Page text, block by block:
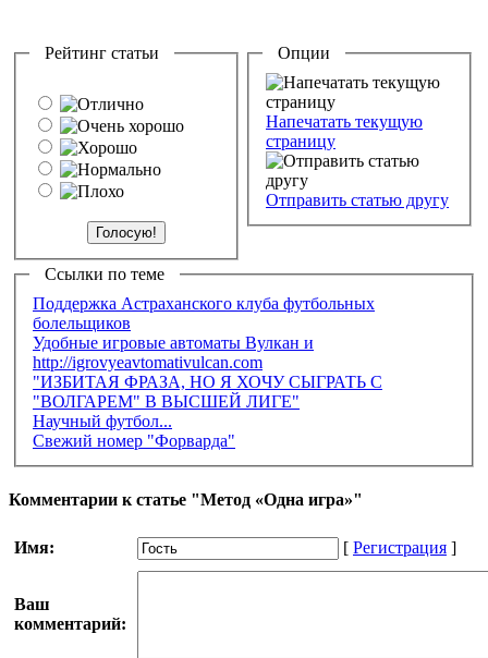
Рейтинг статьи Опции
Напечатать текущую
страницу
Отправить статью другу
Ссылки по теме
Поддержка Астраханского клуба футбольных
болельщиков
Удобные игровые автоматы Вулкан и
http://igrovyeavtomativulcan.com
"ИЗБИТАЯ ФРАЗА, НО Я ХОЧУ СЫГРАТЬ С
"ВОЛГАРЕМ" В ВЫСШЕЙ ЛИГЕ"
Научный футбол...
Свежий номер "Форварда"
Комментарии к статье "Метод «Одна игра»"
Имя: [ Регистрация ]
Ваш
комментарий: